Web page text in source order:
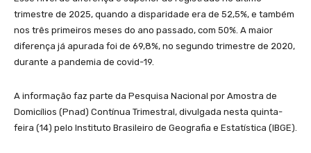
trimestre de 2025, quando a disparidade era de 52,5%, e também
nos três primeiros meses do ano passado, com 50%. A maior
diferença já apurada foi de 69,8%, no segundo trimestre de 2020,
durante a pandemia de covid-19.
A informação faz parte da Pesquisa Nacional por Amostra de
Domicílios (Pnad) Contínua Trimestral, divulgada nesta quinta-
feira (14) pelo Instituto Brasileiro de Geografia e Estatística (IBGE).